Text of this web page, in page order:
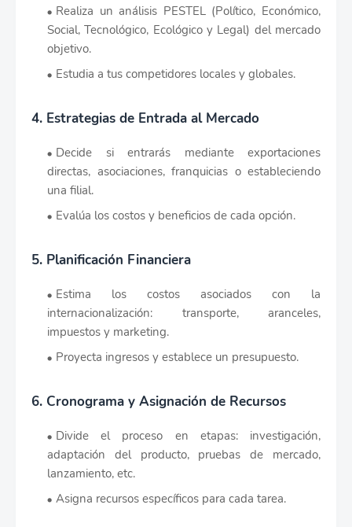
Realiza un análisis PESTEL (Político, Económico,
Social, Tecnológico, Ecológico y Legal) del mercado
objetivo.
Estudia a tus competidores locales y globales.
4. Estrategias de Entrada al Mercado
Decide si entrarás mediante exportaciones
directas, asociaciones, franquicias o estableciendo
una filial.
Evalúa los costos y beneficios de cada opción.
5. Planificación Financiera
Estima los costos asociados con la
internacionalización: transporte, aranceles,
impuestos y marketing.
Proyecta ingresos y establece un presupuesto.
6. Cronograma y Asignación de Recursos
Divide el proceso en etapas: investigación,
adaptación del producto, pruebas de mercado,
lanzamiento, etc.
Asigna recursos específicos para cada tarea.